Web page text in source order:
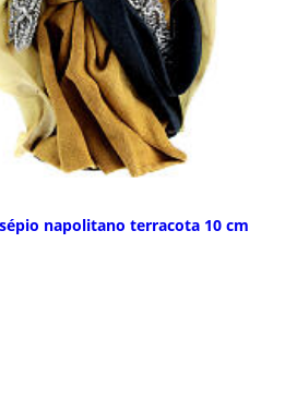
napolitano terracota 10 cm